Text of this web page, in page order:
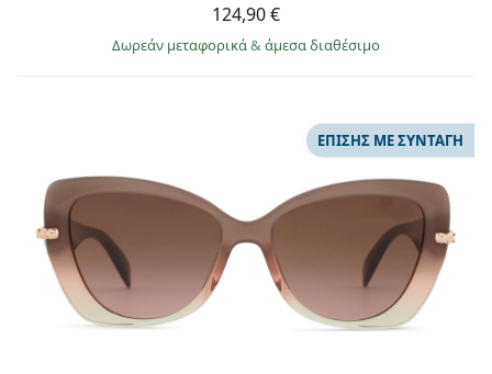
124,90 €
Δωρεάν μεταφορικά & άμεσα διαθέσιμο
ΕΠΊΣΗΣ ΜΕ ΣΥΝΤΑΓΉ